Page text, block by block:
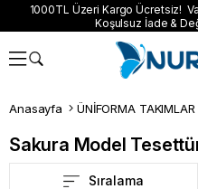
1000TL Üzeri Kargo Ücretsiz!
Koşulsuz İade &
Anasayfa ÜNİFORMA TAKIMLAR
Sakura Model
Sıralama